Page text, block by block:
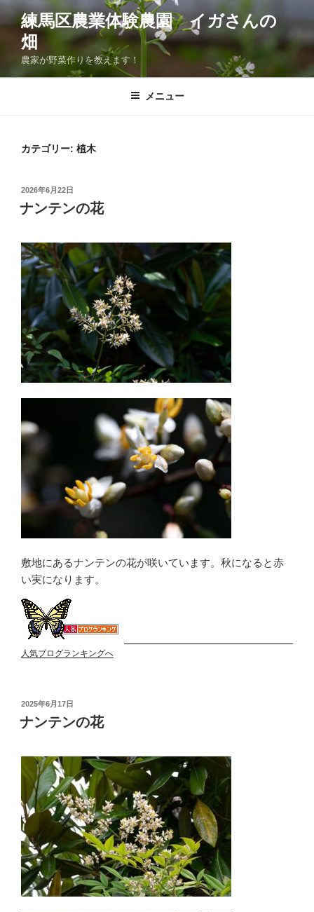
コ
ン
ツ
練馬区農業体験農園 イガさんの
畑
農家が野菜作りを教えます！
メニュー
カテゴリー: 植木
投
稿
日:
2026年6月22日
ナンテンの花
敷地にあるナンテンの花が咲いています。秋になると赤
い実になります。
人気ブログランキングへ
投
稿
日:
2025年6月17日
ナンテンの花